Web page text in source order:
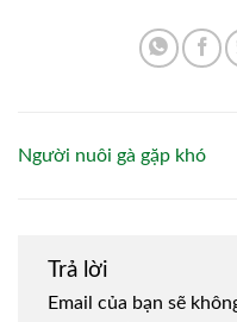
Người nuôi gà gặp khó
Trả lời
Email của bạn sẽ